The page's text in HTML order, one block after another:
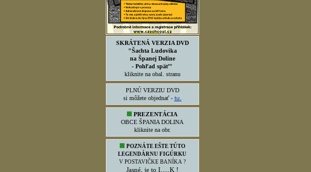
SKRÁTENÁ VERZIA DVD
"Šachta Ludovika
na Španej Doline
- Pohľad späť"
kliknite na obal. stranu
PLNÚ VERZIU DVD
si môžete objednať - tu.
PREZENTÁCIA
OBCE ŠPANIA DOLINA
kliknite na obr.
POZNÁTE EŠTE TÚTO
LEGENDÁRNU FIGÚRKU
V POSTAVIČKE BANÍKA ?
Jasné, je to I.....K !